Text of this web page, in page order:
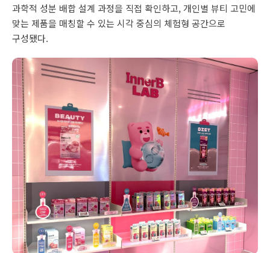
과학적 성분 배합 설계 과정을 직접 확인하고, 개인별 뷰티 고민에
맞는 제품을 매칭할 수 있는 시각 중심의 체험형 공간으로
구성됐다.